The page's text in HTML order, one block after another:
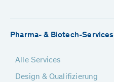
Pharma- & Biotech-Services
Alle Services
Design & Qualifizierung